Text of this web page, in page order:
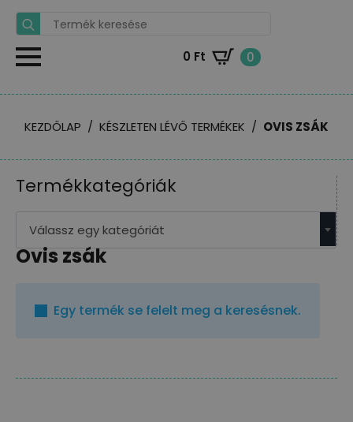
Search
for:
0 Ft 0
KEZDŐLAP KÉSZLETEN LÉVŐ TERMÉKEK OVIS ZSÁK
Termékkategóriák
Válassz egy kategóriát
Ovis zsák
Egy termék se felelt meg a keresésnek.